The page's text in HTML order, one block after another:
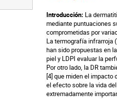
Introducción: La
mediante puntuaciones
comprometidas por
La termografía infrarroja
han sido propuestas en
piel y LDPI evaluar la
Por otro lado, la DR
[4] que miden el impacto
el efecto sobre la vida
extremadamente